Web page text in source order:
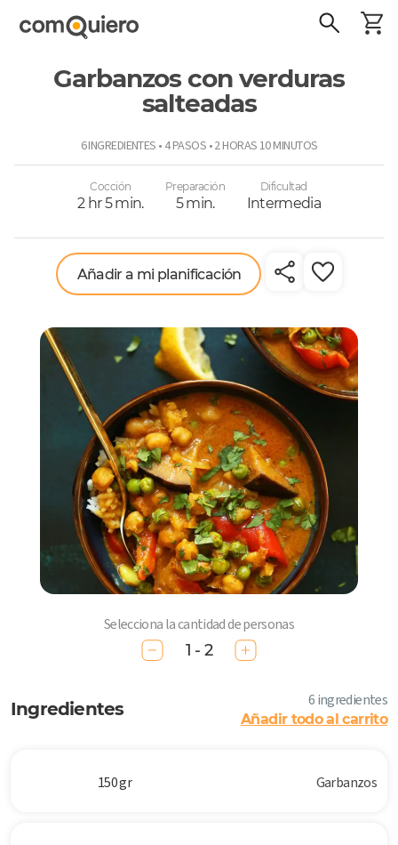
Garbanzos con verduras
salteadas
6 INGREDIENTES • 4 PASOS • 2 HORAS 10 MINUTOS
Cocción
2 hr 5 min.
Preparación
5 min.
Dificultad
Intermedia
Añadir a mi planificación
Selecciona la cantidad de personas
1 - 2
Ingredientes 6 ingredientes
Añadir todo al carrito
150 gr Garbanzos